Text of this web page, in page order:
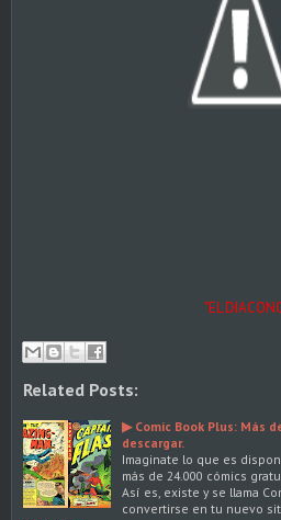
"EL
Related Posts:
▶ Comic Book Plus: Más
descargar.
Imaginate lo que es
más de 24.000 cómics
Así es, existe y se llama
convertirse en tu nuevo